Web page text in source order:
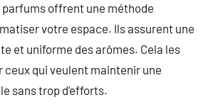
offrent une méthode
votre espace. Ils assurent une
et uniforme des arômes. Cela les
ceux qui veulent maintenir une
sans trop d’efforts.